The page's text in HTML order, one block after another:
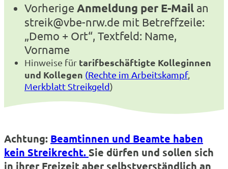
Vorherige Anmeldung per E-Mail an
streik@vbe-nrw.de mit Betreffzeile:
„Demo + Ort“, Textfeld: Name,
Vorname
Hinweise für tarifbeschäftigte Kolleginnen
und Kollegen (Rechte im Arbeitskampf,
Merkblatt Streikgeld)
Achtung: Beamtinnen und Beamte haben
kein Streikrecht. Sie dürfen und sollen sich
in ihrer Freizeit aber selbstverständlich an